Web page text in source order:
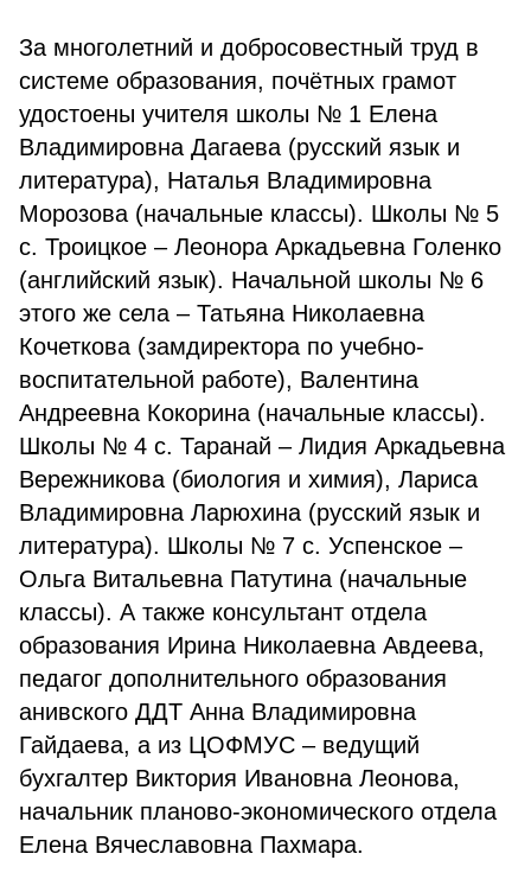
За многолетний и добросовестный труд в
системе образо­вания, почётных грамот
удостоены учителя школы № 1 Елена
Владимировна Дагаева (русский язык и
литература), Наталья Владимировна
Морозова (начальные классы). Школы № 5
с. Троицкое – Леонора Аркадьевна Голенко
(английский язык). Начальной школы № 6
этого же села – Татьяна Николаевна
Кочеткова (замдиректора по учебно-
воспитательной работе), Валентина
Андреевна Кокорина (начальные классы).
Школы № 4 с. Таранай – Лидия Аркадьевна
Вережникова (биология и химия), Лариса
Владимировна Ларюхина (русский язык и
лите­ратура). Школы № 7 с. Успенское –
Ольга Витальевна Патутина (начальные
классы). А также консультант отдела
образования Ирина Николаевна Авдеева,
педагог дополнительного образова­ния
анивского ДДТ Анна Владимировна
Гайдаева, а из ЦОФМУС – ведущий
бухгалтер Виктория Ивановна Леонова,
начальник планово-экономического отдела
Елена Вячеславовна Пахмара.